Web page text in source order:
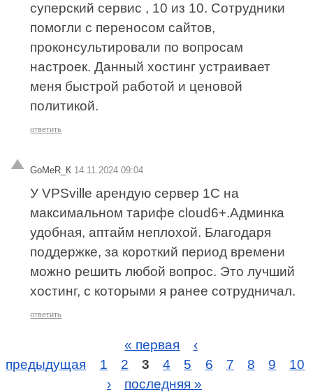
суперский сервис , 10 из 10. Сотрудники
помогли с переносом сайтов,
проконсультировали по вопросам
настроек. Данный хостинг устраивает
меня быстрой работой и ценовой
политикой.
ответить
GoMeR_К 14.11.2024 09:04
У VPSville арендую сервер 1С на
максимальном тарифе cloud6+.Админка
удобная, аптайм неплохой. Благодаря
поддержке, за короткий период времени
можно решить любой вопрос. Это лучший
хостинг, с которыми я ранее сотрудничал.
ответить
« первая
‹
предыдущая
1 2 3 4 5 6 7 8 9
10
›
последняя »